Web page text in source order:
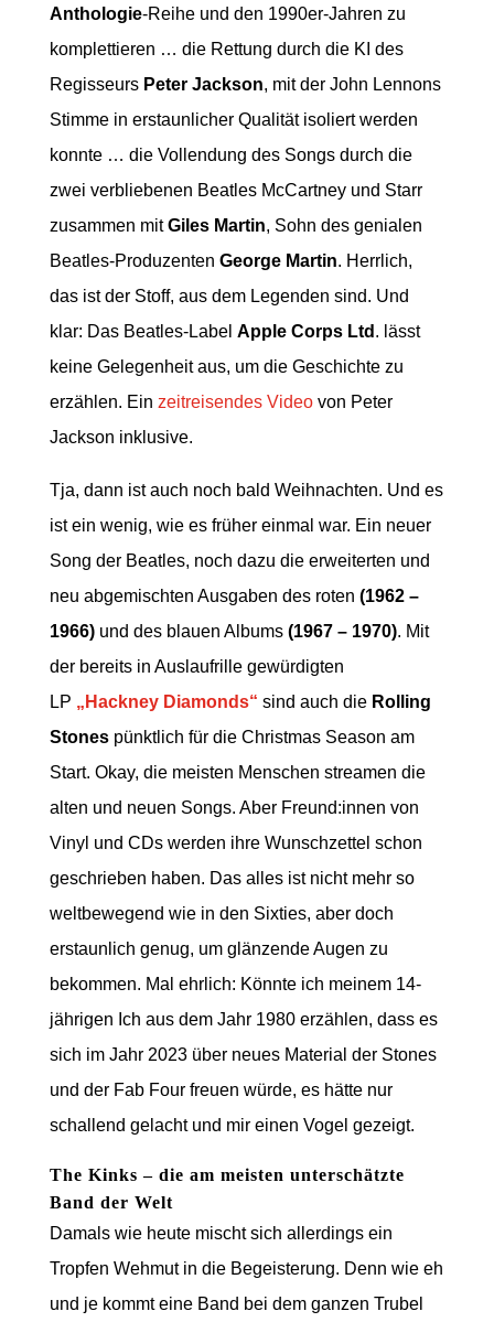
Anthologie-Reihe und den 1990er-Jahren zu
komplettieren … die Rettung durch die KI des
Regisseurs Peter Jackson, mit der John Lennons
Stimme in erstaunlicher Qualität isoliert werden
konnte … die Vollendung des Songs durch die
zwei verbliebenen Beatles McCartney und Starr
zusammen mitGiles Martin, Sohn des genialen
Beatles-Produzenten George Martin. Herrlich,
das ist der Stoff, aus dem Legenden sind. Und
klar: Das Beatles-Label Apple Corps Ltd . lässt
keine Gelegenheit aus, um die Geschichte zu
erzählen. Ein zeitreisendes Videovon Peter
Jackson inklusive.
Tja, dann ist auch noch bald Weihnachten. Und es
ist ein wenig, wie es früher einmal war. Ein neuer
Song der Beatles, noch dazu die erweiterten und
neu abgemischten Ausgaben des roten (1962 –
1966)und des blauen Albums (1967 – 1970). Mit
der bereits in Auslaufrille gewürdigten
LP „Hackney Diamonds“ sind auch die Rolling
Stonespünktlich für die Christmas Season am
Start. Okay, die meisten Menschen streamen die
alten und neuen Songs. Aber Freund:innen von
Vinyl und CDs werden ihre Wunschzettel schon
geschrieben haben. Das alles ist nicht mehr so
weltbewegend wie in den Sixties, aber doch
erstaunlich genug, um glänzende Augen zu
bekommen. Mal ehrlich: Könnte ich meinem 14-
jährigen Ich aus dem Jahr 1980 erzählen, dass es
sich im Jahr 2023 über neues Material der Stones
und der Fab Four freuen würde, es hätte nur
schallend gelacht und mir einen Vogel gezeigt.
The Kinks – die am meisten unterschätzte
Band der Welt
Damals wie heute mischt sich allerdings ein
Tropfen Wehmut in die Begeisterung. Denn wie eh
und je kommt eine Band bei dem ganzen Trubel